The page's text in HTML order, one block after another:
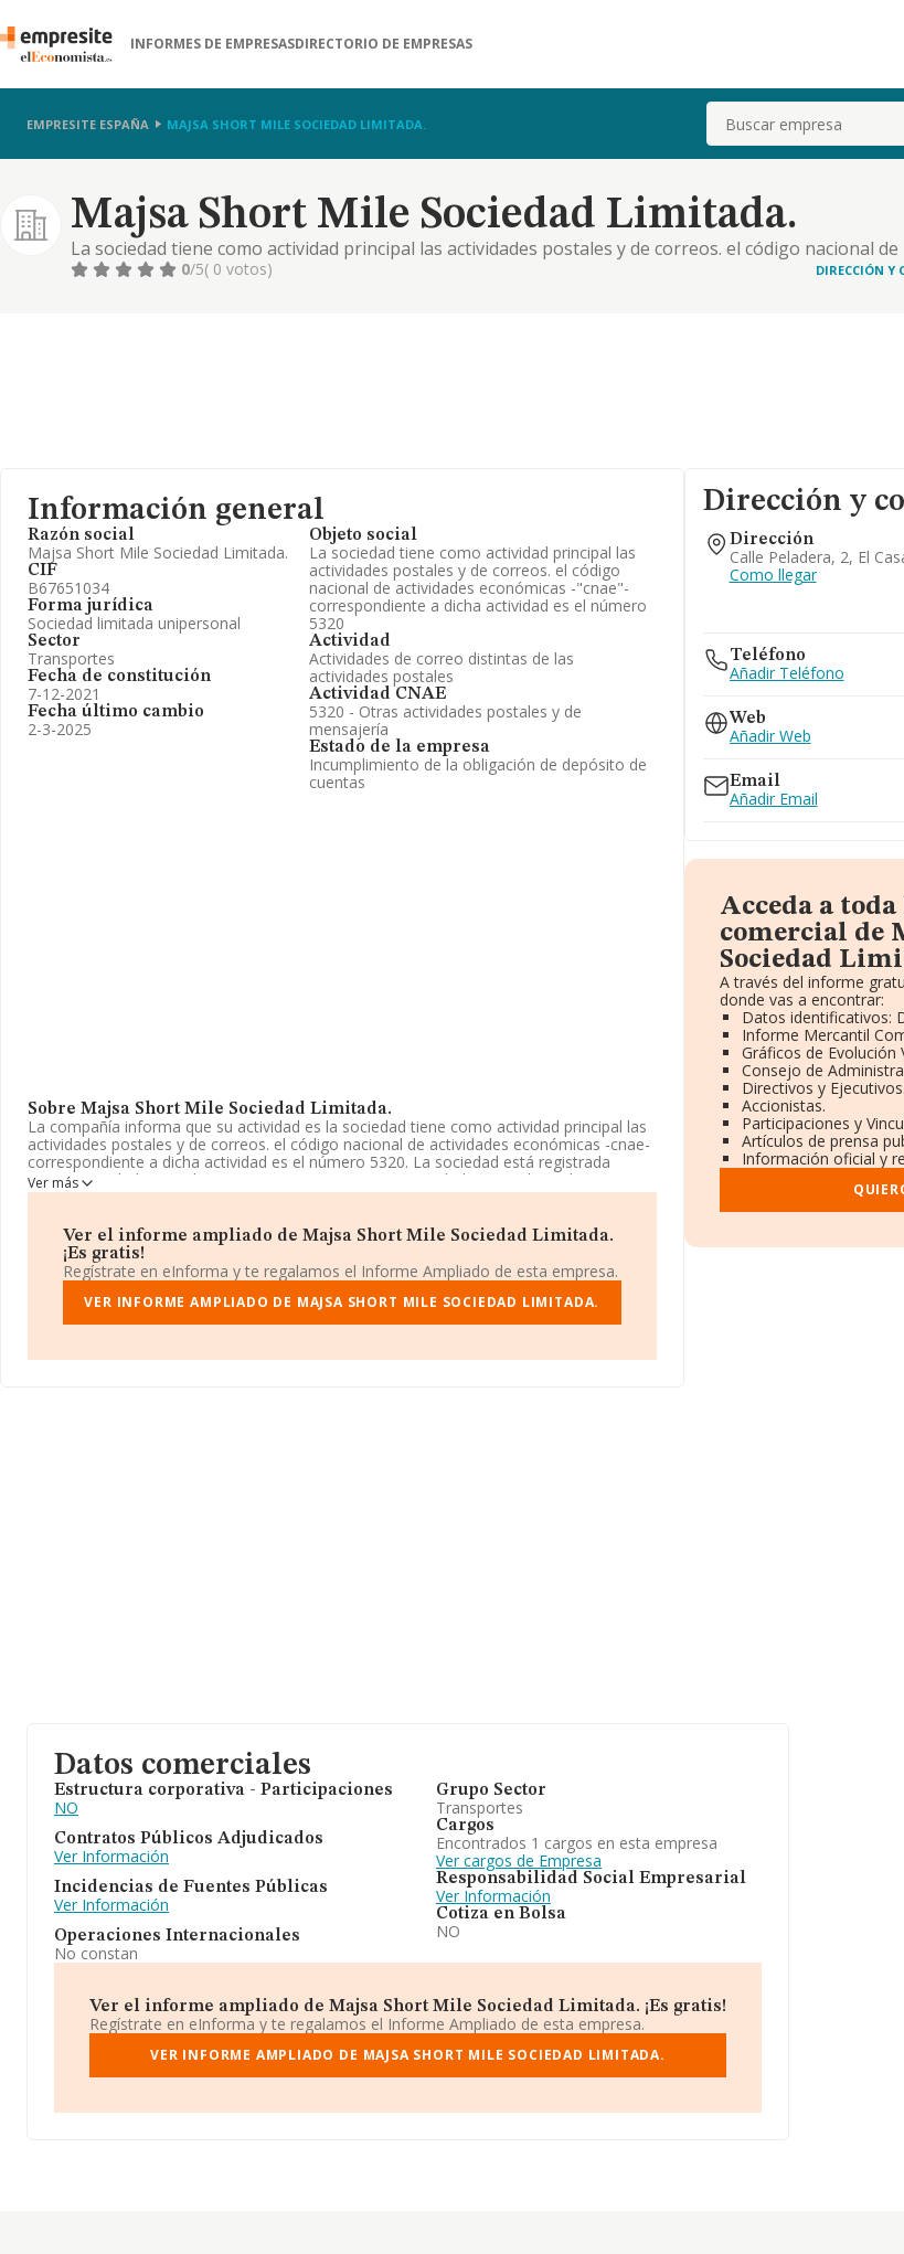
INFORMES DE EMPRESASDIRECTORIO DE EMPRESAS
EMPRESITE ESPAÑA MAJSA SHORT MILE SOCIEDAD LIMITADA. Buscar
Majsa Short Mile Sociedad Limitada.
La sociedad tiene como actividad principal las actividades postales y de correos. el código nacional de
actividades económicas -"cnae"- correspondiente a dicha actividad es el número 5320
0/5( 0 votos) DIRECCIÓN Y
Información general
Razón social
Majsa Short Mile Sociedad Limitada.
CIF
B67651034
Forma jurídica
Sociedad limitada unipersonal
Sector
Transportes
Fecha de constitución
7-12-2021
Fecha último cambio
2-3-2025
Objeto social
La sociedad tiene como actividad principal las
actividades postales y de correos. el código
nacional de actividades económicas -"cnae"-
correspondiente a dicha actividad es el número
5320
Actividad
Actividades de correo distintas de las
actividades postales
Actividad CNAE
5320 - Otras actividades postales y de
mensajería
Estado de la empresa
Incumplimiento de la obligación de depósito de
cuentas
Sobre Majsa Short Mile Sociedad Limitada.
La compañía informa que su actividad es la sociedad tiene como actividad principal las
actividades postales y de correos. el código nacional de actividades económicas -cnae-
correspondiente a dicha actividad es el número 5320. La sociedad está registrada
como Sociedad Limitada. Tiene CNAE: 5320 - 'Otras actividades postales y de correos'.
La compañía no tiene actividad en mercados exteriores.
La sociedad Majsa Short Mile Sociedad Limitada , con número de identificación
fiscal B67651034, está situada en Calle Peladera núm. 2, (19170), en el municipio de El
Casar, Guadalajara, Castilla-la Mancha.
En base a la información de la que dispone INFORMA sobre 3.205 compañías, en el
ámbito nacional la facturación alcanza la cifra de 3.032 millones de euros y la media
la provincia (hablamos de Guadalajara), en la base de datos de INFORMA aparecen 11
Ver más
Ver el informe ampliado de Majsa Short Mile Sociedad Limitada.
¡Es gratis!
Regístrate en eInforma y te regalamos el Informe Ampliado de esta empresa.
VER INFORME AMPLIADO DE MAJSA SHORT MILE SOCIEDAD LIMITADA.
Dirección y
Dirección
Calle Peladera, 2, El
Como llegar
Teléfono
Añadir Teléfono
Web
Añadir Web
Email
Añadir Email
Acceda a
comercial de
Sociedad
A través del informe
donde vas a encontrar:
Datos identificativos:
Informe Mercantil
Gráficos de Evolución
Consejo de
Directivos y Ejecutivos.
Accionistas.
Participaciones y
Artículos de prensa
Información oficial y
Datos comerciales
Estructura corporativa - Participaciones
NO
Contratos Públicos Adjudicados
Ver Información
Incidencias de Fuentes Públicas
Ver Información
Operaciones Internacionales
No constan
Grupo Sector
Transportes
Cargos
Encontrados 1 cargos en esta empresa
Ver cargos de Empresa
Responsabilidad Social Empresarial
Ver Información
Cotiza en Bolsa
NO
Ver el informe ampliado de Majsa Short Mile Sociedad Limitada. ¡Es gratis!
Regístrate en eInforma y te regalamos el Informe Ampliado de esta empresa.
VER INFORME AMPLIADO DE MAJSA SHORT MILE SOCIEDAD LIMITADA.